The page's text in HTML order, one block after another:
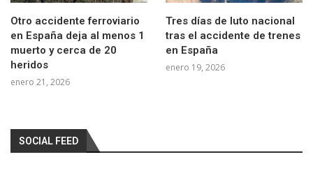
Otro accidente ferroviario
en España deja al menos 1
muerto y cerca de 20
heridos
enero 21, 2026
Tres días de luto nacional
tras el accidente de trenes
en España
enero 19, 2026
SOCIAL FEED